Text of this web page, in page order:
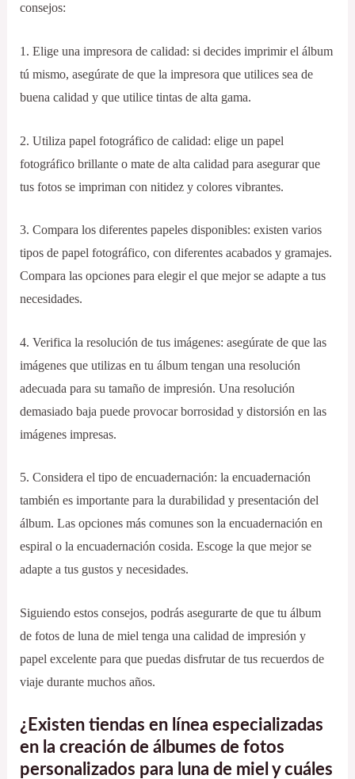
consejos:
1. Elige una impresora de calidad: si decides imprimir el álbum
tú mismo, asegúrate de que la impresora que utilices sea de
buena calidad y que utilice tintas de alta gama.
2. Utiliza papel fotográfico de calidad: elige un papel
fotográfico brillante o mate de alta calidad para asegurar que
tus fotos se impriman con nitidez y colores vibrantes.
3. Compara los diferentes papeles disponibles: existen varios
tipos de papel fotográfico, con diferentes acabados y gramajes.
Compara las opciones para elegir el que mejor se adapte a tus
necesidades.
4. Verifica la resolución de tus imágenes: asegúrate de que las
imágenes que utilizas en tu álbum tengan una resolución
adecuada para su tamaño de impresión. Una resolución
demasiado baja puede provocar borrosidad y distorsión en las
imágenes impresas.
5. Considera el tipo de encuadernación: la encuadernación
también es importante para la durabilidad y presentación del
álbum. Las opciones más comunes son la encuadernación en
espiral o la encuadernación cosida. Escoge la que mejor se
adapte a tus gustos y necesidades.
Siguiendo estos consejos, podrás asegurarte de que tu álbum
de fotos de luna de miel tenga una calidad de impresión y
papel excelente para que puedas disfrutar de tus recuerdos de
viaje durante muchos años.
¿Existen tiendas en línea especializadas
en la creación de álbumes de fotos
personalizados para luna de miel y cuáles